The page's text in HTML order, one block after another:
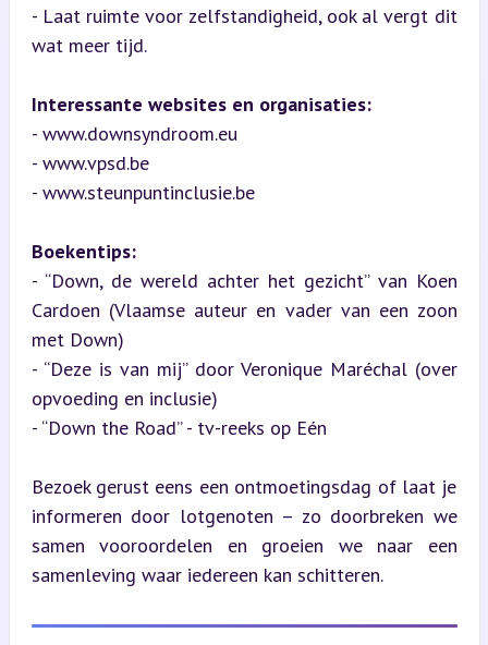
- Laat ruimte voor zelfstandigheid, ook al vergt dit
wat meer tijd.
Interessante websites en organisaties:
- www.downsyndroom.eu
- www.vpsd.be
- www.steunpuntinclusie.be
Boekentips:
- “Down, de wereld achter het gezicht” van Koen
Cardoen (Vlaamse auteur en vader van een zoon
met Down)
- “Deze is van mij” door Veronique Maréchal (over
opvoeding en inclusie)
- “Down the Road” - tv-reeks op Eén
Bezoek gerust eens een ontmoetingsdag of laat je
informeren door lotgenoten – zo doorbreken we
samen vooroordelen en groeien we naar een
samenleving waar iedereen kan schitteren.